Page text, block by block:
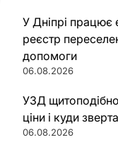
У Дніпрі працює
реєстр
допомоги
06.08.2026
УЗД
ціни і куди
06.08.2026